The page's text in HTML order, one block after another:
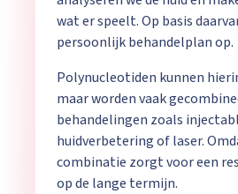
wat er speelt. Op basis
persoonlijk behandelplan op.
Polynucleotiden kunnen
maar worden vaak
behandelingen zoals
huidverbetering of laser.
combinatie zorgt voor een
op de lange termijn.